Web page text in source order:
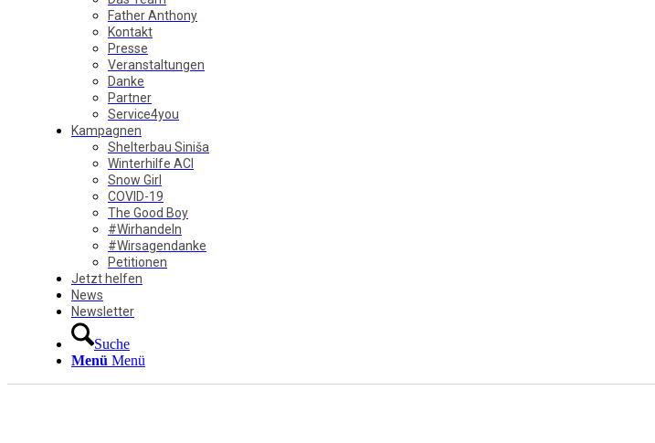
Father Anthony
Kontakt
Presse
Veranstaltungen
Danke
Partner
Service4you
Kampagnen
Shelterbau Siniša
Winterhilfe ACI
Snow Girl
COVID-19
The Good Boy
#Wirhandeln
#Wirsagendanke
Petitionen
Jetzt helfen
News
Newsletter
Suche
Menü Menü